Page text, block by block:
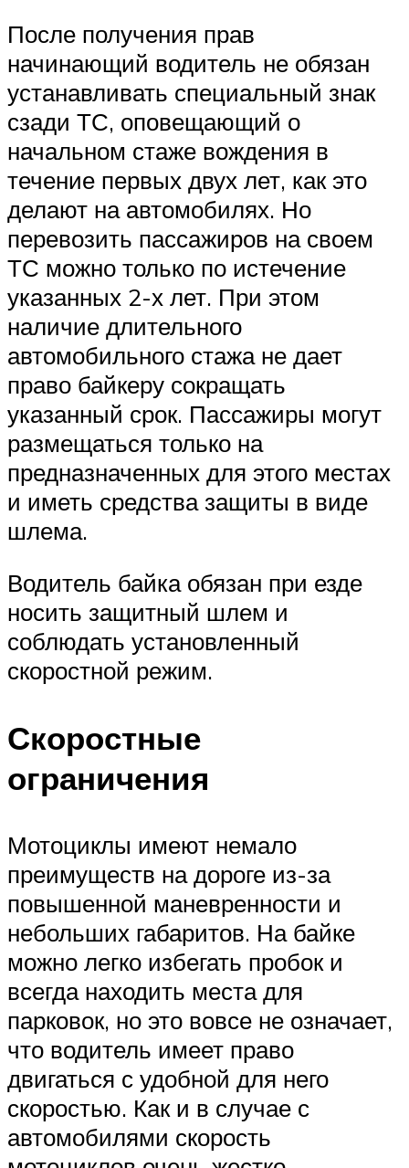
После получения прав
начинающий водитель не обязан
устанавливать специальный знак
сзади ТС, оповещающий о
начальном стаже вождения в
течение первых двух лет, как это
делают на автомобилях. Но
перевозить пассажиров на своем
ТС можно только по истечение
указанных 2-х лет. При этом
наличие длительного
автомобильного стажа не дает
право байкеру сокращать
указанный срок. Пассажиры могут
размещаться только на
предназначенных для этого местах
и иметь средства защиты в виде
шлема.
Водитель байка обязан при езде
носить защитный шлем и
соблюдать установленный
скоростной режим.
Скоростные
ограничения
Мотоциклы имеют немало
преимуществ на дороге из-за
повышенной маневренности и
небольших габаритов. На байке
можно легко избегать пробок и
всегда находить места для
парковок, но это вовсе не означает,
что водитель имеет право
двигаться с удобной для него
скоростью. Как и в случае с
автомобилями скорость